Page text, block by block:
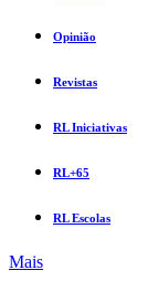
Opinião
Revistas
RL Iniciativas
RL+65
RL Escolas
Mais